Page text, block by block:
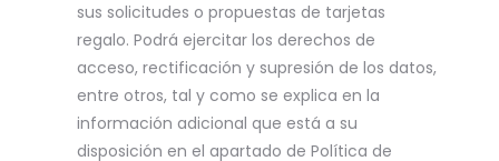
sus solicitudes o propuestas de tarjetas
regalo. Podrá ejercitar los derechos de
acceso, rectificación y supresión de los datos,
entre otros, tal y como se explica en la
información adicional que está a su
disposición en el apartado de Política de